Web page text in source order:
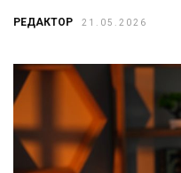
РЕДАКТОР 21.05.2026